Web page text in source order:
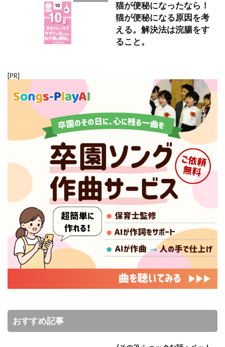
猫が便秘になったなら！
猫が便秘になる原因を考
える。解決法は浣腸をす
ること。
[PR]
おすすめ記事